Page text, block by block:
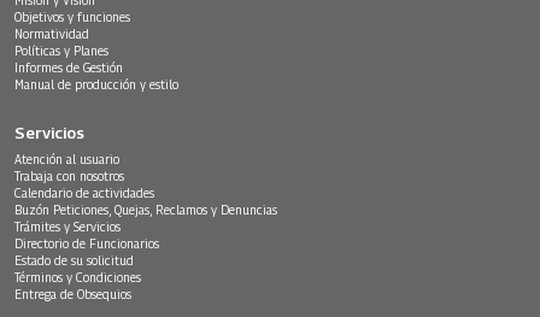
Objetivos y funciones
Normatividad
Políticas y Planes
Informes de Gestión
Manual de producción y estilo
Servicios
Atención al usuario
Trabaja con nosotros
Calendario de actividades
Buzón Peticiones, Quejas, Reclamos y Denuncias
Trámites y Servicios
Directorio de Funcionarios
Estado de su solicitud
Términos y Condiciones
Entrega de Obsequios